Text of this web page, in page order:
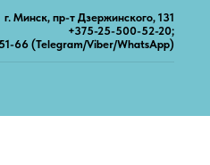
г. Минск, пр-т Дзержинского, 131
+375-25-500-52-20;
66 (Telegram/Viber/WhatsApp)